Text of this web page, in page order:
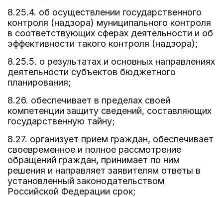
8.25.4. об осуществлении государственного
контроля (надзора) муниципального контроля
в соответствующих сферах деятельности и об
эффективности такого контроля (надзора);
8.25.5. о результатах и основных направлениях
деятельности субъектов бюджетного
планирования;
8.26. обеспечивает в пределах своей
компетенции защиту сведений, составляющих
государственную тайну;
8.27. организует прием граждан, обеспечивает
своевременное и полное рассмотрение
обращений граждан, принимает по ним
решения и направляет заявителям ответы в
установленный законодательством
Российской Федерации срок;